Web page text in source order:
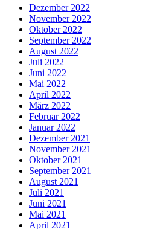
Dezember 2022
November 2022
Oktober 2022
September 2022
August 2022
Juli 2022
Juni 2022
Mai 2022
April 2022
März 2022
Februar 2022
Januar 2022
Dezember 2021
November 2021
Oktober 2021
September 2021
August 2021
Juli 2021
Juni 2021
Mai 2021
April 2021